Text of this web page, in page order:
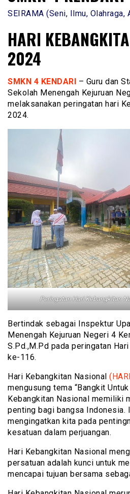
SEIRAMA (Seni, Ilmu, Olahraga,
HARI
2024
SMKN 4 KENDARI – Guru dan
Sekolah Menengah Kejuruan
melaksanakan peringatan hari
2024.
Peringatan Hari Kebangkitan
Bertindak sebagai Inspektur
Menengah Kejuruan Negeri 4
S.Pd.,M.Pd pada peringatan
ke-116.
Hari Kebangkitan Nasional
mengusung tema “Bangkit
Kebangkitan Nasional memiliki
penting bagi bangsa Indonesia.
mengingatkan kita pada
kesatuan dalam perjuangan.
Hari Kebangkitan Nasional
persatuan adalah kunci untuk
mencapai tujuan bersama